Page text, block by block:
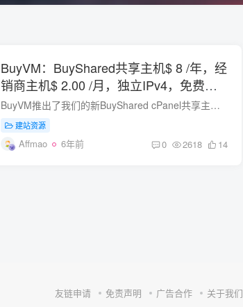
BuyVM：BuyShared共享主机$ 8 /年，经
销商主机$ 2.00 /月，独立IPv4，免费
SSL证书
BuyVM推出了我们的新BuyShared cPanel共享主机。所有BuyShared计划都托管在高级硬件上。一个双六核L5639盒，具有72GB的RAM，以及8个1TB SSD驱动器，位于固态RAID 10中。 共享主机功能 基于cPan...
建站资源
Affmao 6年前 0 2618 14
友链申请 免责声明 广告合作 关于我们